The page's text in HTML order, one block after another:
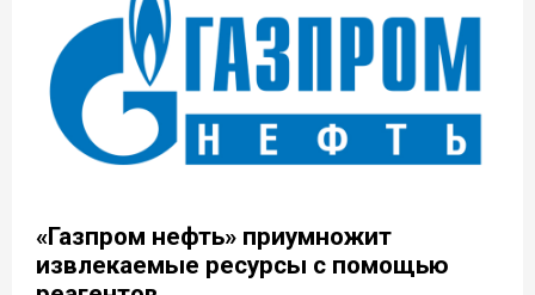
«Газпром нефть» приумножит
извлекаемые ресурсы с помощью